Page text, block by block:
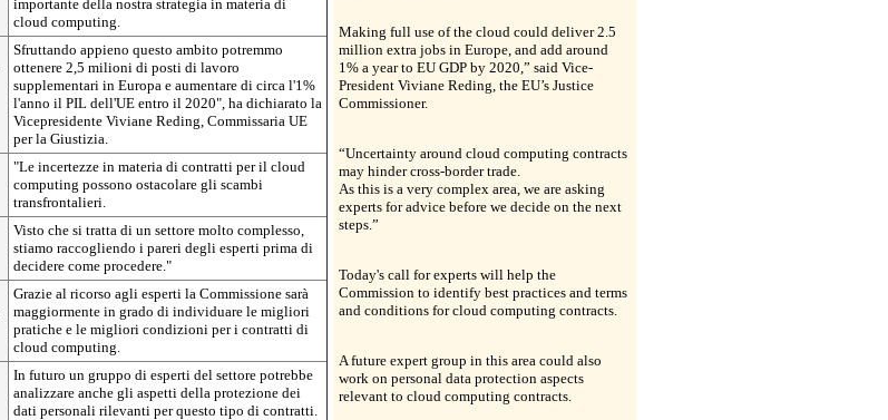
importante della nostra strategia in materia di
cloud computing.
Sfruttando appieno questo ambito potremmo
ottenere 2,5 milioni di posti di lavoro
supplementari in Europa e aumentare di circa l'1%
l'anno il PIL dell'UE entro il 2020", ha dichiarato la
Vicepresidente Viviane Reding, Commissaria UE
per la Giustizia.
"Le incertezze in materia di contratti per il cloud
computing possono ostacolare gli scambi
transfrontalieri.
Visto che si tratta di un settore molto complesso,
stiamo raccogliendo i pareri degli esperti prima di
decidere come procedere."
Grazie al ricorso agli esperti la Commissione sarà
maggiormente in grado di individuare le migliori
pratiche e le migliori condizioni per i contratti di
cloud computing.
In futuro un gruppo di esperti del settore potrebbe
analizzare anche gli aspetti della protezione dei
dati personali rilevanti per questo tipo di contratti.
Making full use of the cloud could deliver 2.5
million extra jobs in Europe, and add around
1% a year to EU GDP by 2020,” said Vice-
President Viviane Reding, the EU’s Justice
Commissioner.
“Uncertainty around cloud computing contracts
may hinder cross-border trade.
As this is a very complex area, we are asking
experts for advice before we decide on the next
steps.”
Today's call for experts will help the
Commission to identify best practices and terms
and conditions for cloud computing contracts.
A future expert group in this area could also
work on personal data protection aspects
relevant to cloud computing contracts.